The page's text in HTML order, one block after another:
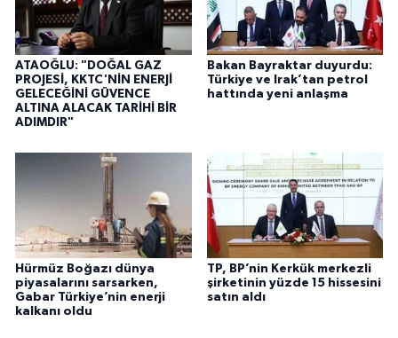
ATAOĞLU: "DOĞAL GAZ
PROJESİ, KKTC'NİN ENERJİ
GELECEĞİNİ GÜVENCE
ALTINA ALACAK TARİHİ BİR
ADIMDIR"
Bakan Bayraktar duyurdu:
Türkiye ve Irak’tan petrol
hattında yeni anlaşma
Hürmüz Boğazı dünya
piyasalarını sarsarken,
Gabar Türkiye’nin enerji
kalkanı oldu
TP, BP’nin Kerkük merkezli
şirketinin yüzde 15 hissesini
satın aldı